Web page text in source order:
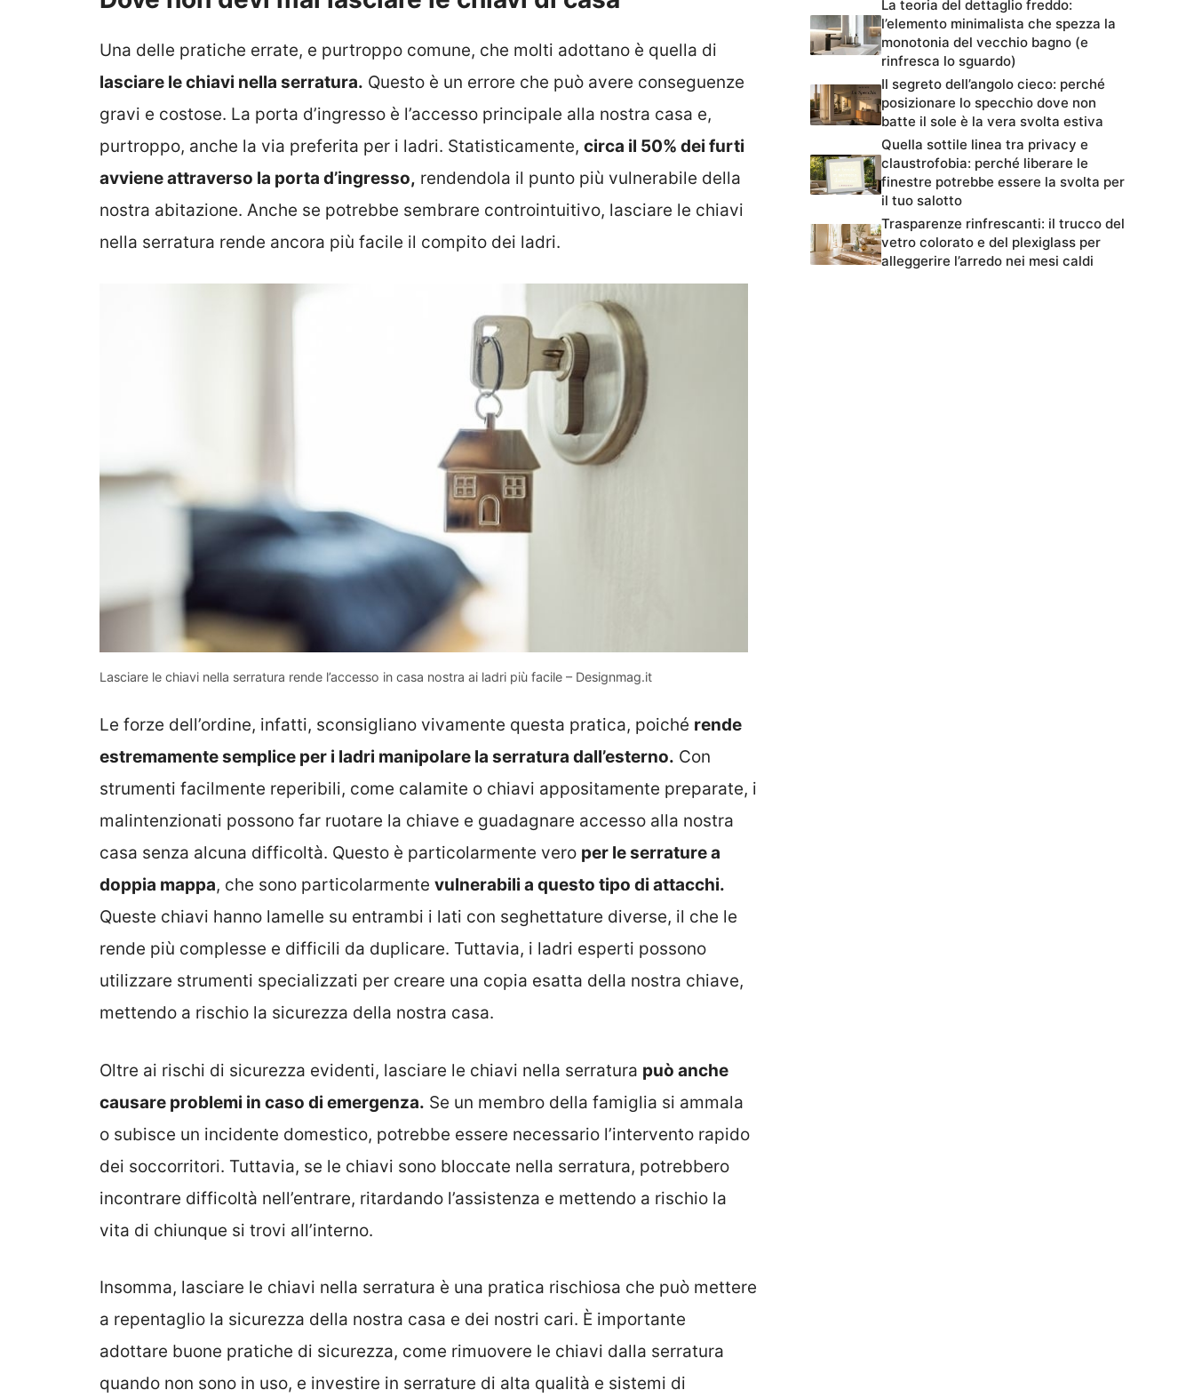
Una delle pratiche errate, e purtroppo comune, che molti adottano è quella di
lasciare le chiavi nella serratura. Questo è un errore che può avere conseguenze
gravi e costose. La porta d’ingresso è l’accesso principale alla nostra casa e,
purtroppo, anche la via preferita per i ladri. Statisticamente, circa il 50% dei furti
avviene attraverso la porta d’ingresso, rendendola il punto più vulnerabile della
nostra abitazione. Anche se potrebbe sembrare controintuitivo, lasciare le chiavi
nella serratura rende ancora più facile il compito dei ladri.
Lasciare le chiavi nella serratura rende l’accesso in casa nostra ai ladri più facile – Designmag.it
Le forze dell’ordine, infatti, sconsigliano vivamente questa pratica, poiché rende
estremamente semplice per i ladri manipolare la serratura dall’esterno. Con
strumenti facilmente reperibili, come calamite o chiavi appositamente preparate, i
malintenzionati possono far ruotare la chiave e guadagnare accesso alla nostra
casa senza alcuna difficoltà. Questo è particolarmente vero per le serrature a
doppia mappa, che sono particolarmente vulnerabili a questo tipo di attacchi.
Queste chiavi hanno lamelle su entrambi i lati con seghettature diverse, il che le
rende più complesse e difficili da duplicare. Tuttavia, i ladri esperti possono
utilizzare strumenti specializzati per creare una copia esatta della nostra chiave,
mettendo a rischio la sicurezza della nostra casa.
Oltre ai rischi di sicurezza evidenti, lasciare le chiavi nella serratura può anche
causare problemi in caso di emergenza. Se un membro della famiglia si ammala
o subisce un incidente domestico, potrebbe essere necessario l’intervento rapido
dei soccorritori. Tuttavia, se le chiavi sono bloccate nella serratura, potrebbero
incontrare difficoltà nell’entrare, ritardando l’assistenza e mettendo a rischio la
vita di chiunque si trovi all’interno.
Insomma, lasciare le chiavi nella serratura è una pratica rischiosa che può mettere
a repentaglio la sicurezza della nostra casa e dei nostri cari. È importante
adottare buone pratiche di sicurezza, come rimuovere le chiavi dalla serratura
quando non sono in uso, e investire in serrature di alta qualità e sistemi di
La teoria del dettaglio freddo:
l’elemento minimalista che spezza la
monotonia del vecchio bagno (e
rinfresca lo sguardo)
Il segreto dell’angolo cieco: perché
posizionare lo specchio dove non
batte il sole è la vera svolta estiva
Quella sottile linea tra privacy e
claustrofobia: perché liberare le
finestre potrebbe essere la svolta per
il tuo salotto
Trasparenze rinfrescanti: il trucco del
vetro colorato e del plexiglass per
alleggerire l’arredo nei mesi caldi